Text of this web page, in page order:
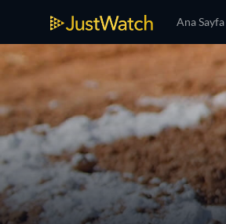
Ana Sayfa